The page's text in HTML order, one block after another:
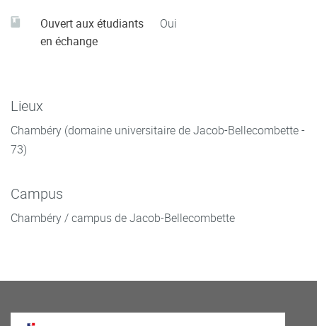
Ouvert aux étudiants
en échange
Oui
Lieux
Chambéry (domaine universitaire de Jacob-Bellecombette -
73)
Campus
Chambéry / campus de Jacob-Bellecombette